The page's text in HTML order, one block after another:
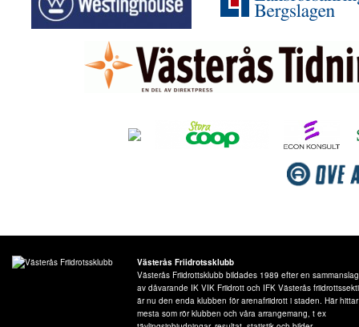
Västerås Friidrotssklubb
Västerås Friidrottsklubb bildades 1989 efter en
av dåvarande IK VIK Friidrott och IFK Västerås
är nu den enda klubben för arenafriidrott i staden. Här
mesta som rör klubben och våra arrangemang, t ex